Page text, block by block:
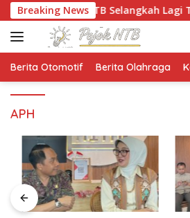
Langsung
ke
konten
Breaking News
NTB Selangkah Lagi
Berita Otomotif Berita Olahraga
APH